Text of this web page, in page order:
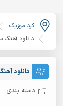
کرد موزیک
دانلود آهنگ
دانلود
دسته بندی :